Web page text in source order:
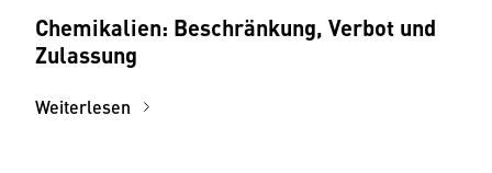
Chemikalien: Beschränkung, Verbot und
Zulassung
Weiterlesen